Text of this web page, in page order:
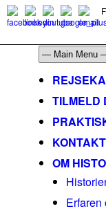
TILMELD
KONTAKT
OM
Erfaren